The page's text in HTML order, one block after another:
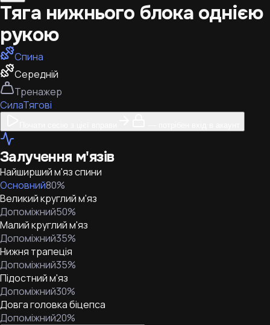
Тяга нижнього блока однією
рукою
Спина
Середній
Тренажер
СилаТягові
Залучення м'язів
Найширший м'яз спини
Основний80%
Великий круглий м'яз
Допоміжний50%
Малий круглий м'яз
Допоміжний35%
Нижня трапеція
Допоміжний35%
Підостний м'яз
Допоміжний30%
Довга головка біцепса
Допоміжний20%